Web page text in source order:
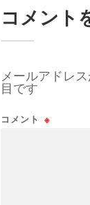
コメント
メールアドレ
目です
コメント ※